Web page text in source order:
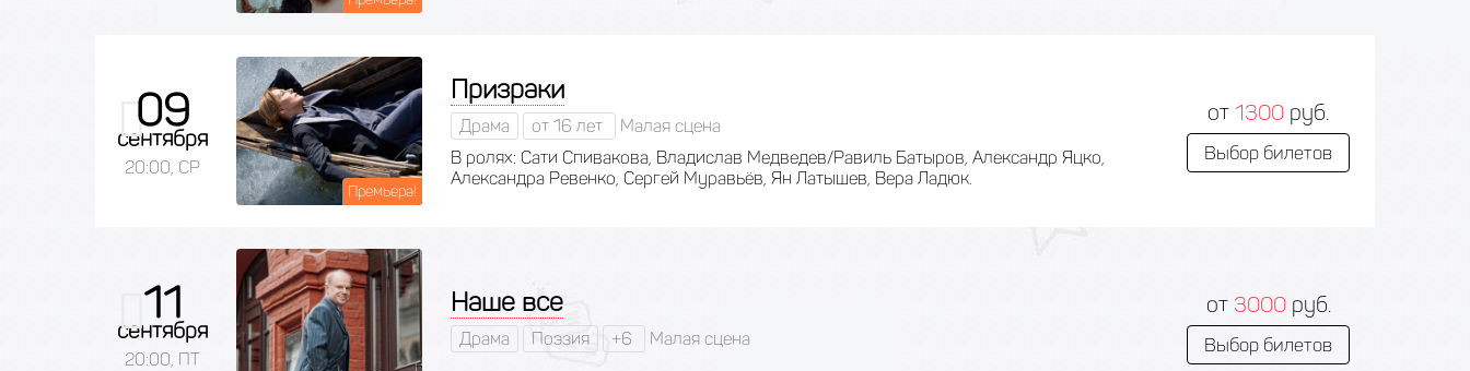
09
сентября
20:00, СР
Премьера!
Призраки
Драма от 16 лет
Малая сцена
В ролях: Сати Спивакова, Владислав Медведев/Равиль Батыров, Александр Яцко,
Александра Ревенко, Сергей Муравьёв, Ян Латышев, Вера Ладюк.
от 1300 руб.
Выбор билетов
11
сентября
20:00, ПТ
Наше все
Драма Поэзия +6 Малая сцена
от 3000руб.
Выбор билетов